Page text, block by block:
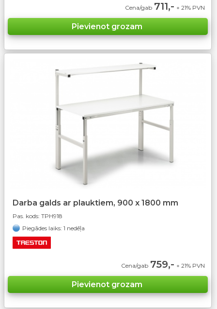
Cena/gab 711,- + 21% PVN
Darba galds ar plauktiem, 900 x 1800 mm
Pas. kods: TPH918
Piegādes laiks: 1 nedēļa
Cena/gab 759,- + 21% PVN